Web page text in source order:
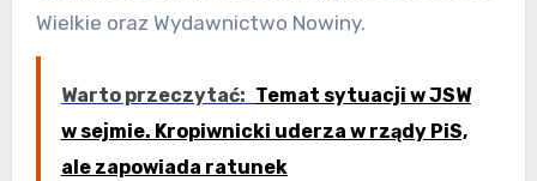
Wielkie oraz Wydawnictwo Nowiny.
Warto przeczytać: Temat sytuacji w JSW
w sejmie. Kropiwnicki uderza w rządy PiS,
ale zapowiada ratunek